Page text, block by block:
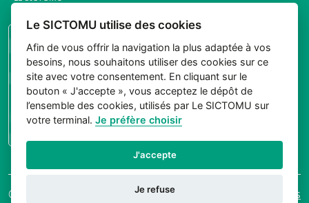
PORTAIL ÉLUS
CONNEXION
© 2026 Sictomu. Tout
Mentions légales
Le SICTOMU utilise des cookies
Afin de vous offrir la navigation la plus adaptée à vos
besoins, nous souhaitons utiliser des cookies sur ce
site avec votre consentement. En cliquant sur le
bouton « J'accepte », vous acceptez le dépôt de
l’ensemble des cookies, utilisés par Le SICTOMU sur
votre terminal.Je préfère choisir
J'accepte
Je refuse